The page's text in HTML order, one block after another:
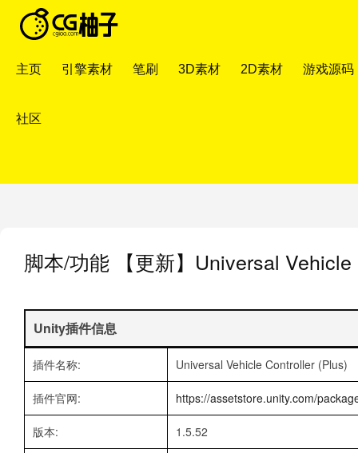
主页 引擎素材 笔刷 3D素材 2D素材 游戏源码
社区
脚本/功能 【更新】Universal
Unity插件信息
插件名称: Universal Vehicle Controller (Plus)
插件官网: https://assetstore.unity.com/
版本: 1.5.52